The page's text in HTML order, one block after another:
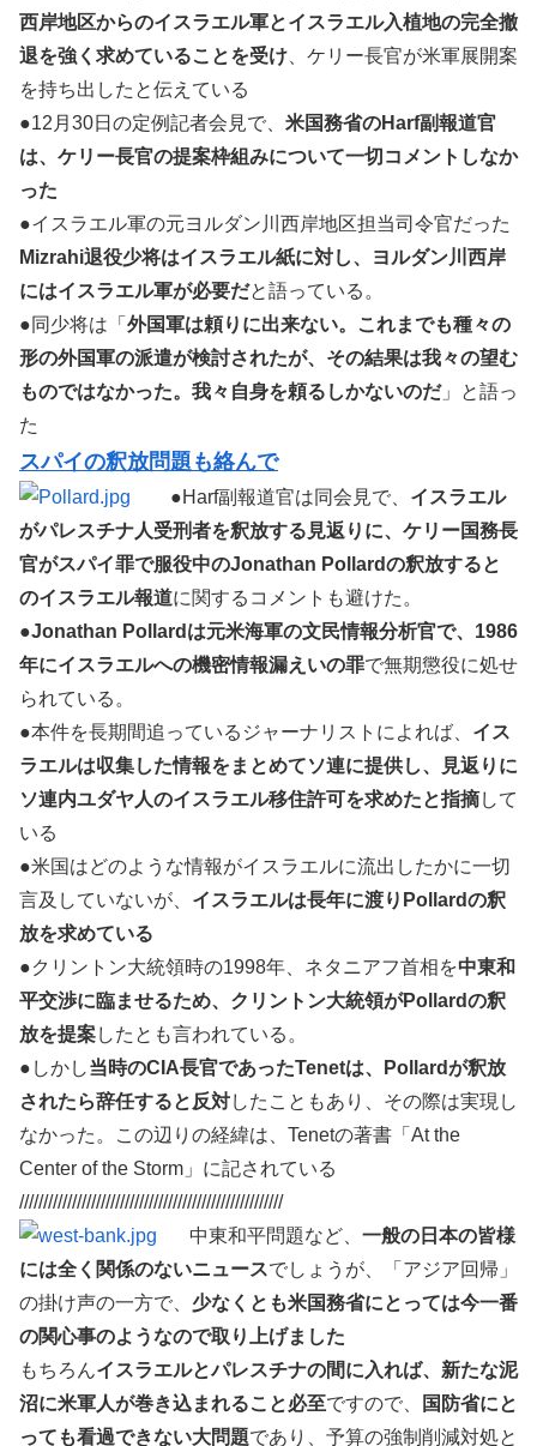
西岸地区からのイスラエル軍とイスラエル入植地の完全撤
退を強く求めていることを受け 、ケリー長官が米軍展開案
を持ち出したと伝えている
●12月30日の定例記者会見で、 米国務省のHarf副報道官
は、ケリー長官の提案枠組みについて一切コメントしなか
った
●イスラエル軍の元ヨルダン川西岸地区担当司令官だった
Mizrahi退役少将はイスラエル紙に対し、ヨルダン川西岸
にはイスラエル軍が必要だと語っている。
●同少将は「 外国軍は頼りに出来ない。これまでも種々の
形の外国軍の派遣が検討されたが、その結果は我々の望む
ものではなかった。我々自身を頼るしかないのだ」と語っ
た
スパイの釈放問題も絡んで
●Harf副報道官は同会見で、 イスラエル
がパレスチナ人受刑者を釈放する見返りに、ケリー国務長
官がスパイ罪で服役中のJonathan Pollardの釈放すると
のイスラエル報道に関するコメントも避けた。
●Jonathan Pollardは元米海軍の文民情報分析官で、1986
年にイスラエルへの機密情報漏えいの罪で無期懲役に処せ
られている。
●本件を長期間追っているジャーナリストによれば、 イス
ラエルは収集した情報をまとめてソ連に提供し、見返りに
ソ連内ユダヤ人のイスラエル移住許可を求めたと指摘して
いる
●米国はどのような情報がイスラエルに流出したかに一切
言及していないが、 イスラエルは長年に渡りPollardの釈
放を求めている
●クリントン大統領時の1998年、ネタニアフ首相を中東和
平交渉に臨ませるため、クリントン大統領がPollardの釈
放を提案したとも言われている。
●しかし当時のCIA長官であったTenetは、Pollardが釈放
されたら辞任すると反対したこともあり、その際は実現し
なかった。この辺りの経緯は、Tenetの著書「At the
Center of the Storm」に記されている
///////////////////////////////////////////////////////
中東和平問題など、 一般の日本の皆様
には全く関係のないニュースでしょうが、「アジア回帰」
の掛け声の一方で、 少なくとも米国務省にとっては今一番
の関心事のようなので取り上げました
もちろんイスラエルとパレスチナの間に入れば、新たな泥
沼に米軍人が巻き込まれること必至ですので、
国防省にと
っても看過できない大問題であり、予算の強制削減対処と